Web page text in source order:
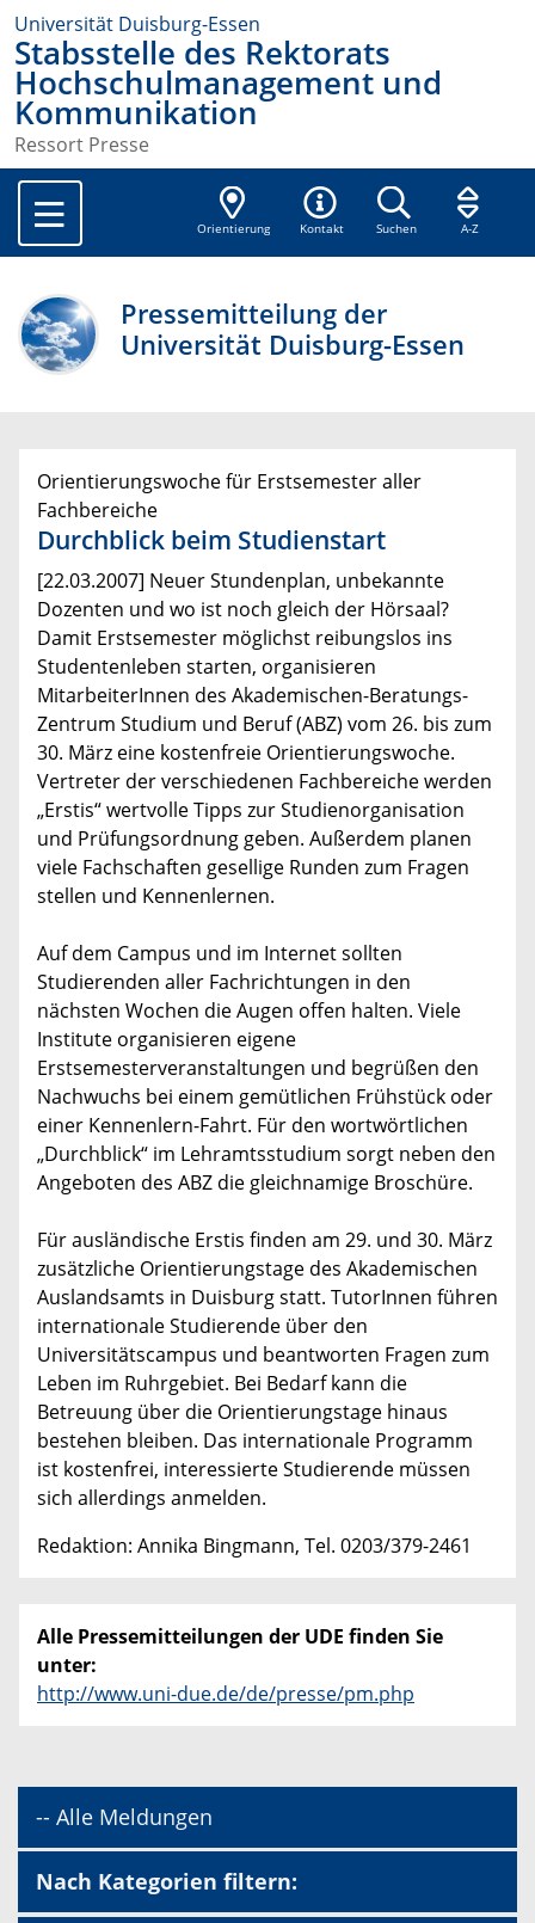
Universität Duisburg-Essen
Stabsstelle des Rektorats
Hochschulmanagement und
Kommunikation
Ressort Presse
Orientierung Kontakt Suchen A-Z
Pressemitteilung der
Universität Duisburg-Essen
Orientierungswoche für Erstsemester aller
Fachbereiche
Durchblick beim Studienstart
[22.03.2007] Neuer Stundenplan, unbekannte
Dozenten und wo ist noch gleich der Hörsaal?
Damit Erstsemester möglichst reibungslos ins
Studentenleben starten, organisieren
MitarbeiterInnen des Akademischen-Beratungs-
Zentrum Studium und Beruf (ABZ) vom 26. bis zum
30. März eine kostenfreie Orientierungswoche.
Vertreter der verschiedenen Fachbereiche werden
„Erstis“ wertvolle Tipps zur Studienorganisation
und Prüfungsordnung geben. Außerdem planen
viele Fachschaften gesellige Runden zum Fragen
stellen und Kennenlernen.
Auf dem Campus und im Internet sollten
Studierenden aller Fachrichtungen in den
nächsten Wochen die Augen offen halten. Viele
Institute organisieren eigene
Erstsemesterveranstaltungen und begrüßen den
Nachwuchs bei einem gemütlichen Frühstück oder
einer Kennenlern-Fahrt. Für den wortwörtlichen
„Durchblick“ im Lehramtsstudium sorgt neben den
Angeboten des ABZ die gleichnamige Broschüre.
Für ausländische Erstis finden am 29. und 30. März
zusätzliche Orientierungstage des Akademischen
Auslandsamts in Duisburg statt. TutorInnen führen
internationale Studierende über den
Universitätscampus und beantworten Fragen zum
Leben im Ruhrgebiet. Bei Bedarf kann die
Betreuung über die Orientierungstage hinaus
bestehen bleiben. Das internationale Programm
ist kostenfrei, interessierte Studierende müssen
sich allerdings anmelden.
Redaktion: Annika Bingmann, Tel. 0203/379-2461
Alle Pressemitteilungen der UDE finden Sie
unter:
http://www.uni-due.de/de/presse/pm.php
-- Alle Meldungen
Nach Kategorien filtern: